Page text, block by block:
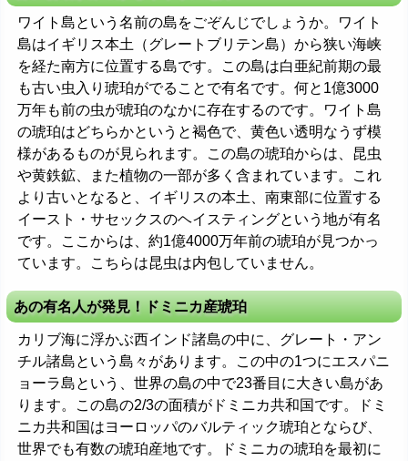
ワイト島という名前の島をごぞんじでしょうか。ワイト
島はイギリス本土（グレートブリテン島）から狭い海峡
を経た南方に位置する島です。この島は白亜紀前期の最
も古い虫入り琥珀がでることで有名です。何と1億3000
万年も前の虫が琥珀のなかに存在するのです。ワイト島
の琥珀はどちらかというと褐色で、黄色い透明なうず模
様があるものが見られます。この島の琥珀からは、昆虫
や黄鉄鉱、また植物の一部が多く含まれています。これ
より古いとなると、イギリスの本土、南東部に位置する
イースト・サセックスのヘイスティングという地が有名
です。ここからは、約1億4000万年前の琥珀が見つかっ
ています。こちらは昆虫は内包していません。
あの有名人が発見！ドミニカ産琥珀
カリブ海に浮かぶ西インド諸島の中に、グレート・アン
チル諸島という島々があります。この中の1つにエスパニ
ョーラ島という、世界の島の中で23番目に大きい島があ
ります。この島の2/3の面積がドミニカ共和国です。ドミ
ニカ共和国はヨーロッパのバルティック琥珀とならび、
世界でも有数の琥珀産地です。ドミニカの琥珀を最初に